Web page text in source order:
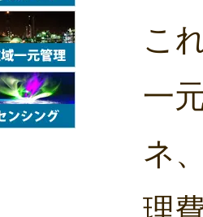
こ
一
ネ
理